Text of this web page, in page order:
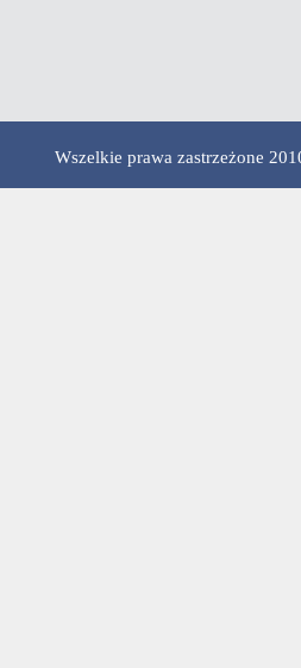
Wszelkie prawa zastrzeżone